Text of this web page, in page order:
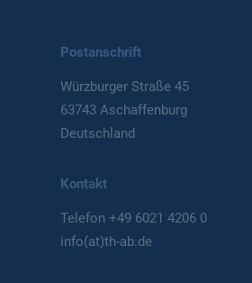
Postanschrift
Würzburger Straße 45
63743 Aschaffenburg
Deutschland
Kontakt
Telefon+49 6021 4206 0
info(at)th-ab.de